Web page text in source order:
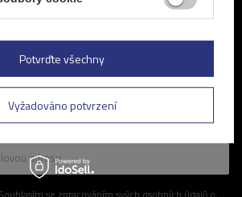
nejnovějších akcích a slevách v našem
Přihlaste se k odběru našeho newsletteru
žádná z atraktivních nabídek, které pro
adresu
Vyžadováno potvrzení
Potvrďte všechny